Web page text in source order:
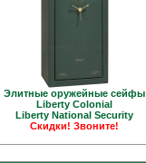
Элитные оружейные сейфы
Liberty Colonial
Liberty National Security
Скидки! Звоните!